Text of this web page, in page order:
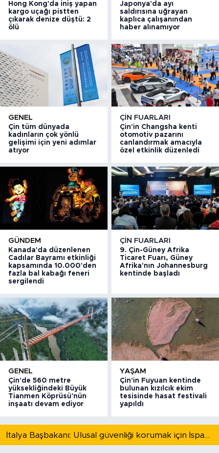
Hong Kong'da iniş yapan
kargo uçağı pistten
çıkarak denize düştü: 2
ölü
Japonya'da ayı
saldırısına uğrayan
kaplıca çalışanından
haber alınamıyor
GENEL
Çin tüm dünyada
kadınların çok yönlü
gelişimi için yeni adımlar
atıyor
ÇIN FUARLARI
Çin'in Changsha kenti
otomotiv pazarını
canlandırmak amacıyla
özel etkinlik düzenledi
GÜNDEM
Kanada'da düzenlenen
Cadılar Bayramı etkinliği
kapsamında 10.000'den
fazla bal kabağı feneri
sergilendi
ÇIN FUARLARI
9. Çin-Güney Afrika
Ticaret Fuarı, Güney
Afrika'nın Johannesburg
kentinde başladı
GENEL
Çin'de 560 metre
yüksekliğindeki Büyük
Tianmen Köprüsü'nün
inşaatı devam ediyor
YAŞAM
Çin'in Fuyuan kentinde
bulunan kızılcık ekim
tesisinde hasat festivali
yapıldı
İtalya Başbakanı: Ulusal güvenliği korumak için İspanya ile Schengen kapsamındaki serbest dolaşımı askıya alıyoruz